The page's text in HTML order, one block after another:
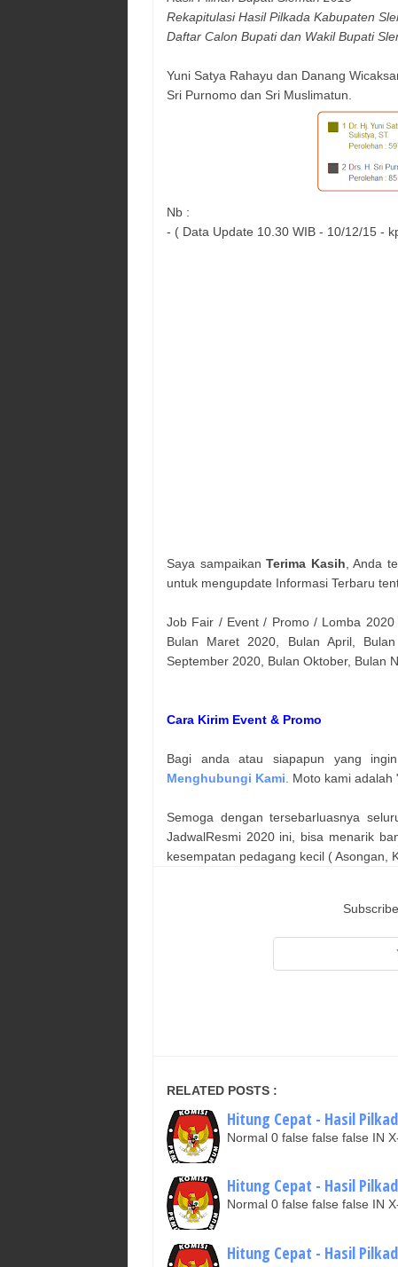
Rekapitulasi Hasil Pilkada Kabupaten
Daftar Calon Bupati dan Wakil Bupati
Yuni Satya Rahayu dan Danang
Sri Purnomo dan Sri Muslimatun.
Nb :
- ( Data Update 10.30 WIB - 10/12/15 -
Saya sampaikanTerima Kasih , Anda
untuk mengupdate Informasi Terbaru
Job Fair / Event / Promo / Lomba
Bulan Maret 2020, Bulan April,
September 2020, Bulan Oktober, Bulan
Cara Kirim Event & Promo
Bagi anda atau siapapun yang
Menghubungi Kami . Moto kami adalah
Semoga dengan tersebarluasnya
JadwalResmi 2020 ini, bisa menarik
kesempatan pedagang kecil ( Asongan,
RELATED POSTS :
Hitung Cepat - Hasil
Normal 0 false false false IN
Hitung Cepat - Hasil
Normal 0 false false false IN
Hitung Cepat - Hasil